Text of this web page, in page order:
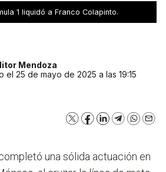
las redes del equipo francés.
1 liquidó a Franco Colapinto.
Mendoza
el 25 de mayo de 2025 a las 19:15
X Facebook
LinkedInTelegram
una sólida actuación en